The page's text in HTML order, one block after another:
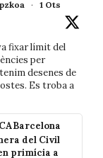
· 1 Ots
fixar límit del
per
desenes de
Es troba a
del Civil
primícia a